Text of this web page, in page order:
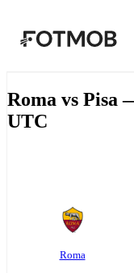
Roma vs Pisa
UTC
Roma